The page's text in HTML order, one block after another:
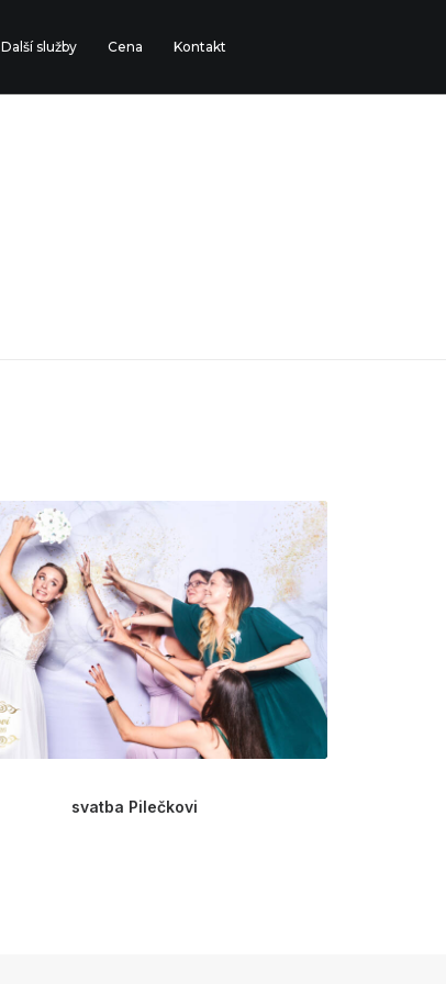
Další služby Cena Kontakt
svatba Pilečkovi